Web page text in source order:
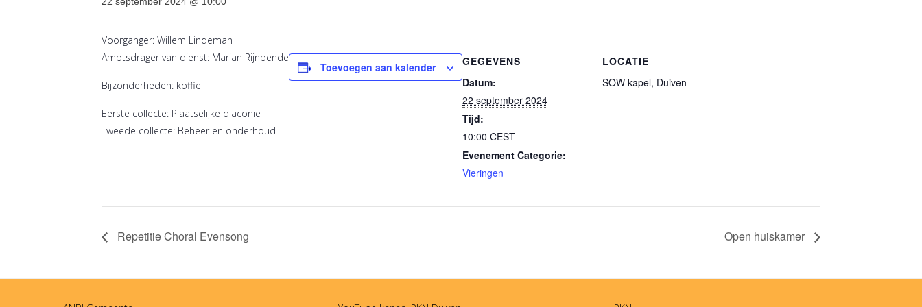
Voorganger: Willem Lindeman
Ambtsdrager van dienst: Marian Rijnbende
Bijzonderheden: koffie
Eerste collecte: Plaatselijke diaconie
Tweede collecte: Beheer en onderhoud
Toevoegen aan kalender
GEGEVENS
Datum:
22 september 2024
Tijd:
10:00 CEST
Evenement Categorie:
Vieringen
LOCATIE
SOW kapel, Duiven
Repetitie Choral Evensong Open huiskamer